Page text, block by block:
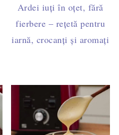
Ardei iuți în oțet, fără
fierbere – rețetă pentru
iarnă, crocanți și aromați